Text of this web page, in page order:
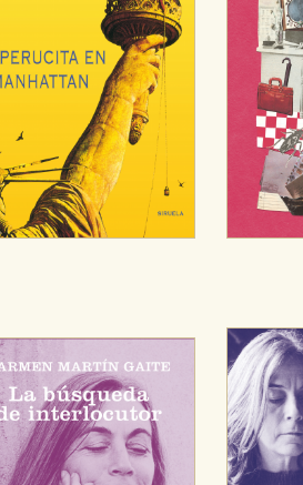
Cookies de rendimiento y
Estas cookies se utilizan para
configuraciones de servicios para
tanto, es anónima.
Cookies de publicidad y redes
Estas cookies son gestionadas
otros sitios. No almacenan
dispositivo de internet.
Puede consultar nuestra política de